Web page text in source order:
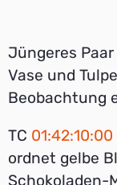
Jüngeres
Vase und
Beobachtung
TC 01:42:10:00
ordnet gelbe
Schokoladen-